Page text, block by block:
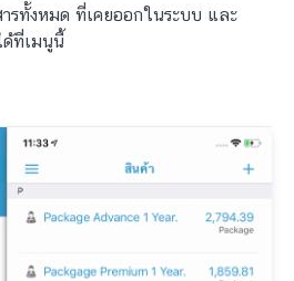
ารทั้งหมด ที่เคยออกในระบบ และ
ด้ที่เมนูนี้